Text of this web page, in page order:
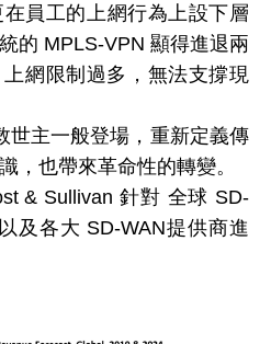
員工的上網行為上設下層
的 MPLS-VPN 顯得進退兩
網限制過多，無法支撐現
世主一般登場，重新定義傳
，也帶來革命性的轉變。
& Sullivan 針對 全球 SD-
及各大 SD-WAN提供商進